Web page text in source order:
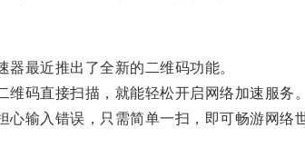
最近推出了全新的二维码功能。
码直接扫描，就能轻松开启网络加速服务。
输入错误，只需简单一扫，即可畅游网络世